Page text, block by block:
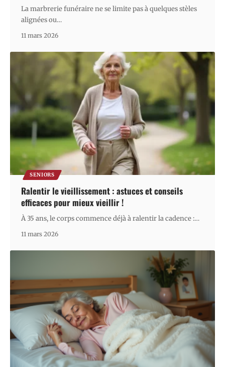
La marbrerie funéraire ne se limite pas à quelques stèles
alignées ou…
11 mars 2026
SENIORS
Ralentir le vieillissement : astuces et conseils
efficaces pour mieux vieillir !
À 35 ans, le corps commence déjà à ralentir la cadence :…
11 mars 2026